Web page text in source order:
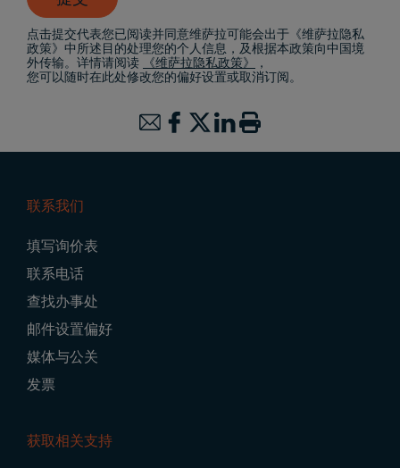
点击提交代表您已阅读并同意维萨拉可能会出于《维萨拉隐私
政策》中所述目的处理您的个人信息，及根据本政策向中国境
外传输。详情请阅读
《维萨拉隐私政策》
，
您可以随时在此处修改您的偏好设置或取消订阅。
Navigation
联系我们
填写询价表
联系电话
查找办事处
邮件设置偏好
媒体与公关
发票
获取相关支持